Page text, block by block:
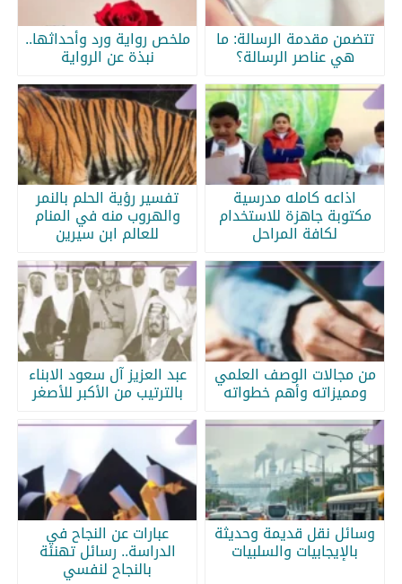
تتضمن مقدمة الرسالة: ما
هي عناصر الرسالة؟
ملخص رواية ورد وأحداثها..
نبذة عن الرواية
اذاعه كامله مدرسية
مكتوبة جاهزة للاستخدام
لكافة المراحل
تفسير رؤية الحلم بالنمر
والهروب منه في المنام
للعالم ابن سيرين
من مجالات الوصف العلمي
ومميزاته وأهم خطواته
عبد العزيز آل سعود الابناء
بالترتيب من الأكبر للأصغر
وسائل نقل قديمة وحديثة
بالإيجابيات والسلبيات
عبارات عن النجاح في
الدراسة.. رسائل تهنئة
بالنجاح لنفسي